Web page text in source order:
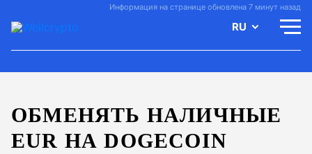
Информация на странице обновлена 7 минут назад
RU
ОБМЕНЯТЬ НАЛИЧНЫЕ
EUR НА DOGECOIN